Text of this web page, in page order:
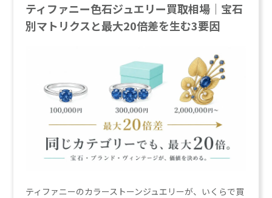
ティファニー色石ジュエリー買取相場｜宝石
別マトリクスと最大20倍差を生む3要因
ティファニーのカラーストーンジュエリーが、いくらで買